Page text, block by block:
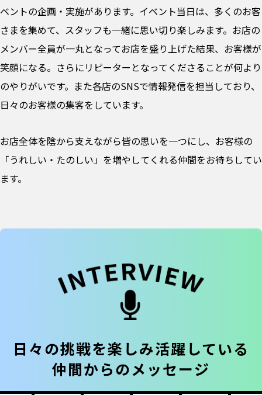
ベントの企画・実施があります。イベント当日は、多くのお客
さまを集めて、スタッフも一緒に思い切り楽しみます。お店の
メンバー全員が一丸となってお店を盛り上げた結果、お客様が
笑顔になる。さらにリピーターとなってくださることが何より
のやりがいです。また各店のSNSで情報発信を担当しており、
日々のお客様の集客をしています。
お店全体を陰から支えながら皆の思いを一つにし、お客様の
「うれしい・たのしい」を増やしてくれる仲間をお待ちしてい
ます。
日々の挑戦を楽しみ活躍している
仲間からのメッセージ